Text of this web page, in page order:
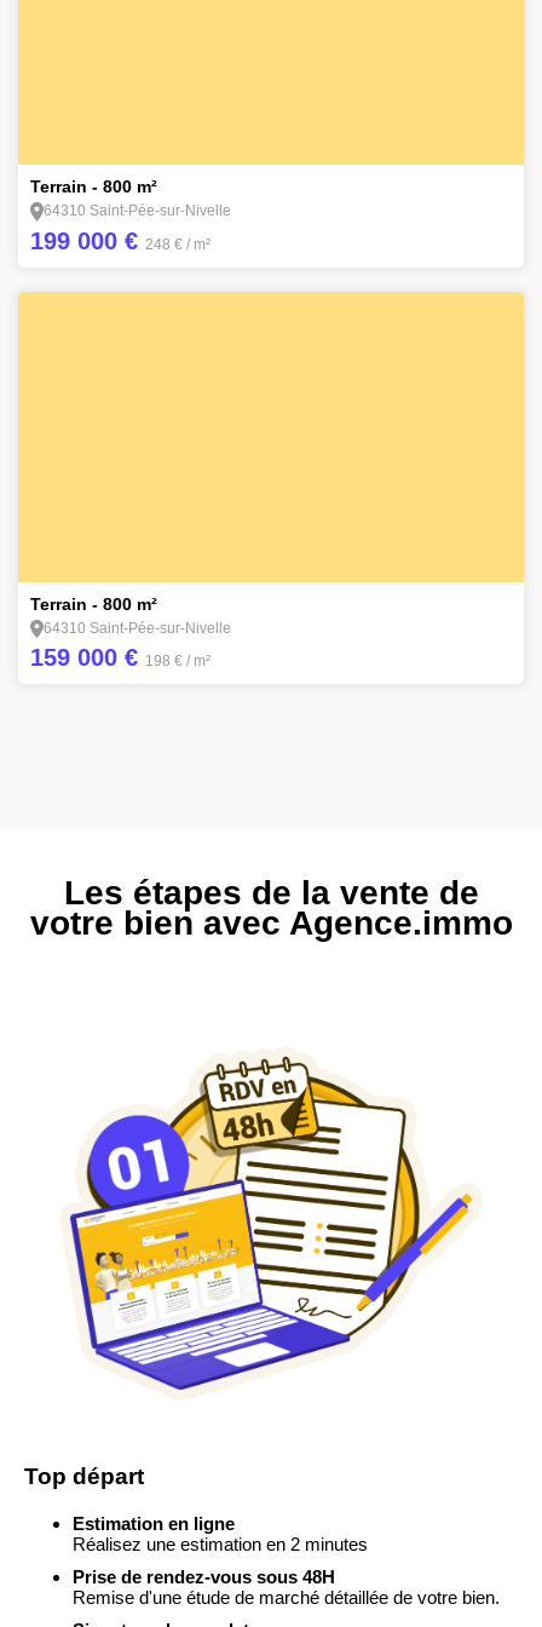
Terrain - 800 m²
64310 Saint-Pée-sur-Nivelle
199 000 € 248 € / m²
Terrain - 800 m²
64310 Saint-Pée-sur-Nivelle
159 000 € 198 € / m²
Les étapes de la vente de
votre bien avec Agence.immo
Top départ
Estimation en ligne
Réalisez une estimation en 2 minutes
Prise de rendez-vous sous 48H
Remise d'une étude de marché détaillée de votre bien.